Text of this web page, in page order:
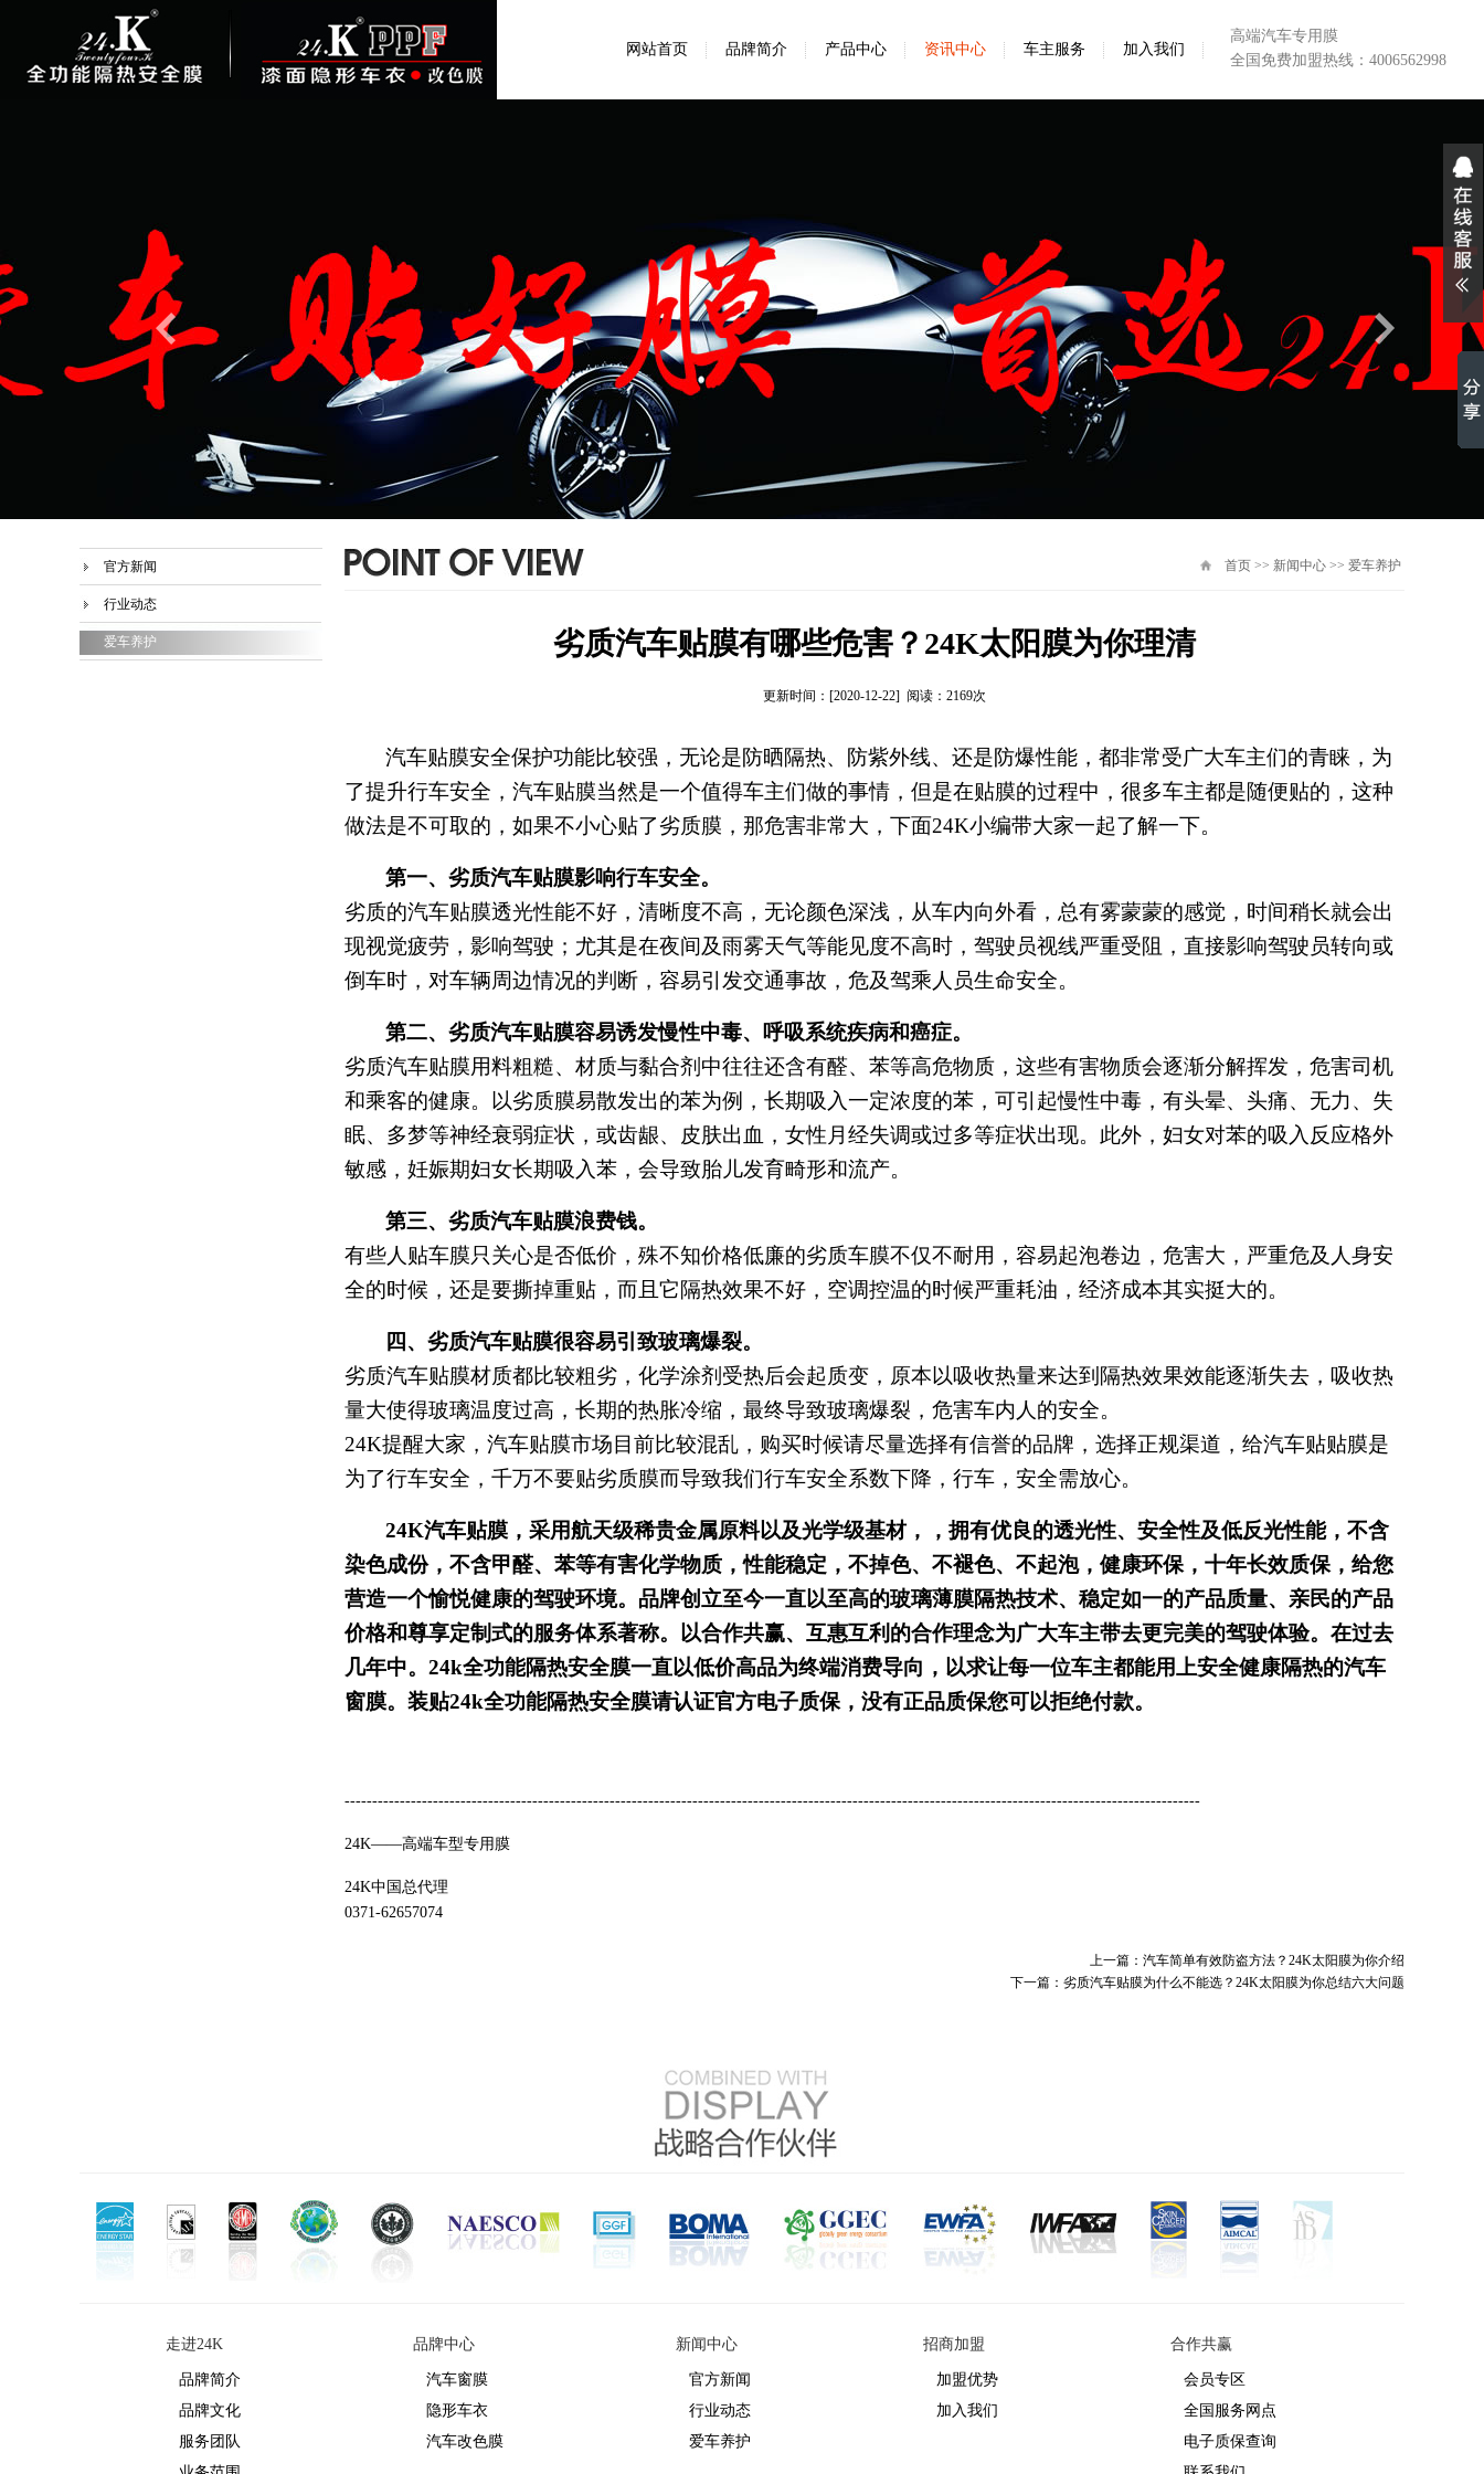
网站首页 品牌简介 产品中心 资讯中心 车主服务 加入我们 合作共赢
高端汽车专用膜
全国免费加盟热线：4006562998
官方新闻
行业动态
爱车养护
首页 >> 新闻中心 >> 爱车养护
劣质汽车贴膜有哪些危害？24K太阳膜为你理清
更新时间：[2020-12-22] 阅读：2169次
汽车贴膜安全保护功能比较强，无论是防晒隔热、防紫外线、还是防爆性能，都非常受广大车主们的青睐，为
了提升行车安全，汽车贴膜当然是一个值得车主们做的事情，但是在贴膜的过程中，很多车主都是随便贴的，这种
做法是不可取的，如果不小心贴了劣质膜，那危害非常大，下面24K小编带大家一起了解一下。
第一、劣质汽车贴膜影响行车安全。
劣质的汽车贴膜透光性能不好，清晰度不高，无论颜色深浅，从车内向外看，总有雾蒙蒙的感觉，时间稍长就会出
现视觉疲劳，影响驾驶；尤其是在夜间及雨雾天气等能见度不高时，驾驶员视线严重受阻，直接影响驾驶员转向或
倒车时，对车辆周边情况的判断，容易引发交通事故，危及驾乘人员生命安全。
第二、劣质汽车贴膜容易诱发慢性中毒、呼吸系统疾病和癌症。
劣质汽车贴膜用料粗糙、材质与黏合剂中往往还含有醛、苯等高危物质，这些有害物质会逐渐分解挥发，危害司机
和乘客的健康。以劣质膜易散发出的苯为例，长期吸入一定浓度的苯，可引起慢性中毒，有头晕、头痛、无力、失
眠、多梦等神经衰弱症状，或齿龈、皮肤出血，女性月经失调或过多等症状出现。此外，妇女对苯的吸入反应格外
敏感，妊娠期妇女长期吸入苯，会导致胎儿发育畸形和流产。
第三、劣质汽车贴膜浪费钱。
有些人贴车膜只关心是否低价，殊不知价格低廉的劣质车膜不仅不耐用，容易起泡卷边，危害大，严重危及人身安
全的时候，还是要撕掉重贴，而且它隔热效果不好，空调控温的时候严重耗油，经济成本其实挺大的。
四、劣质汽车贴膜很容易引致玻璃爆裂。
劣质汽车贴膜材质都比较粗劣，化学涂剂受热后会起质变，原本以吸收热量来达到隔热效果效能逐渐失去，吸收热
量大使得玻璃温度过高，长期的热胀冷缩，最终导致玻璃爆裂，危害车内人的安全。
24K提醒大家，汽车贴膜市场目前比较混乱，购买时候请尽量选择有信誉的品牌，选择正规渠道，给汽车贴贴膜是
为了行车安全，千万不要贴劣质膜而导致我们行车安全系数下降，行车，安全需放心。
24K汽车贴膜，采用航天级稀贵金属原料以及光学级基材，，拥有优良的透光性、安全性及低反光性能，不含
染色成份，不含甲醛、苯等有害化学物质，性能稳定，不掉色、不褪色、不起泡，健康环保，十年长效质保，给您
营造一个愉悦健康的驾驶环境。 品牌创立至今一直以至高的玻璃薄膜隔热技术、稳定如一的产品质量、亲民的产品
价格和尊享定制式的服务体系著称。以合作共赢、互惠互利的合作理念为广大车主带去更完美的驾驶体验。在过去
几年中。 24k全功能隔热安全膜一直以低价高品为终端消费导向，以求让每一位车主都能用上安全健康隔热的汽车
窗膜。装贴24k全功能隔热安全膜请认证官方电子质保，没有正品质保您可以拒绝付款。
-----------------------------------------------------------------------------------------------------------------------------------------------------------
24K——高端车型专用膜
24K中国总代理
0371-62657074
上一篇： 汽车简单有效防盗方法？24K太阳膜为你介绍
下一篇： 劣质汽车贴膜为什么不能选？24K太阳膜为你总结六大问题
走进24K
品牌简介
品牌文化
服务团队
品牌中心
汽车窗膜
隐形车衣
汽车改色膜
新闻中心
官方新闻
行业动态
爱车养护
招商加盟
加盟优势
加入我们
合作共赢
会员专区
全国服务网点
电子质保查询